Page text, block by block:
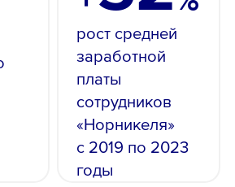
window. Escape will cancel and
рост средней
заработной
платы
сотрудников
«Норникеля»
с 2019 по 2023
годы